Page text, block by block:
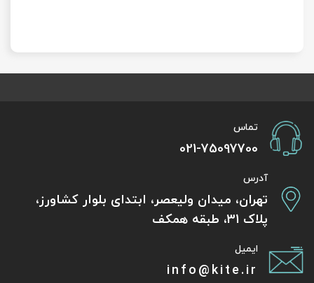
تماس
021-75097700
آدرس
تهران، میدان ولیعصر، ابتدای بلوار کشاورز،
پلاک 31، طبقه همکف
ایمیل
info@kite.ir